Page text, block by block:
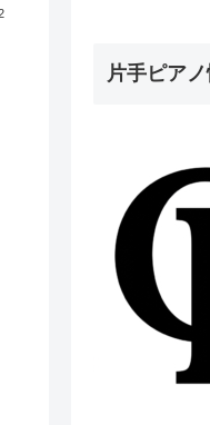
片手ピア